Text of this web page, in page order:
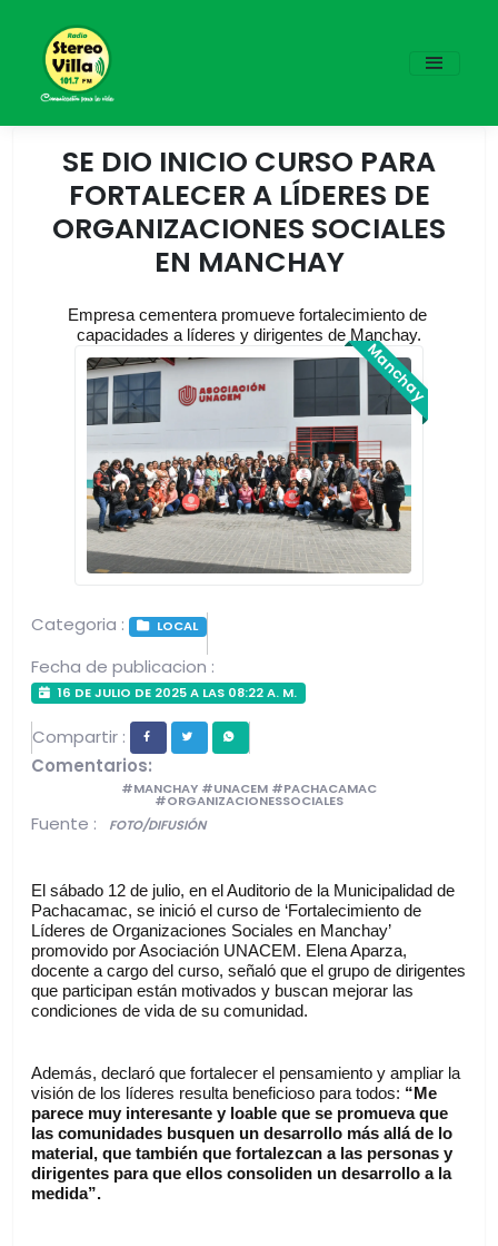
SE DIO INICIO CURSO PARA
FORTALECER A LÍDERES DE
ORGANIZACIONES SOCIALES
EN MANCHAY
Empresa cementera promueve fortalecimiento de
capacidades a líderes y dirigentes de Manchay.
Manchay
Categoria : LOCAL
Fecha de publicacion :
16 DE JULIO DE 2025 A LAS 08:22 A. M.
Compartir :
Comentarios:
#MANCHAY #UNACEM #PACHACAMAC
#ORGANIZACIONESSOCIALES
Fuente : FOTO/DIFUSIÓN
El sábado 12 de julio, en el Auditorio de la Municipalidad de
Pachacamac, se inició el curso de ‘Fortalecimiento de
Líderes de Organizaciones Sociales en Manchay’
promovido por Asociación UNACEM. Elena Aparza,
docente a cargo del curso, señaló que el grupo de dirigentes
que participan están motivados y buscan mejorar las
condiciones de vida de su comunidad.
Además, declaró que fortalecer el pensamiento y ampliar la
visión de los líderes resulta beneficioso para todos: “Me
parece muy interesante y loable que se promueva que
las comunidades busquen un desarrollo más allá de lo
material, que también que fortalezcan a las personas y
dirigentes para que ellos consoliden un desarrollo a la
medida”.